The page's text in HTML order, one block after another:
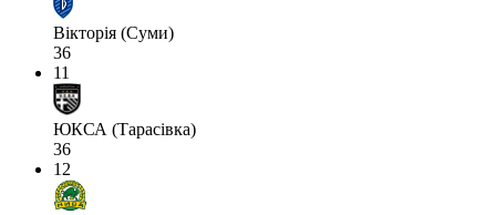
Вікторія (Суми)
36
11
ЮКСА (Тарасівка)
36
12